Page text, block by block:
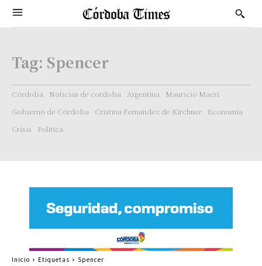
Tag: Spencer
Córdoba Noticias de cordoba Argentina
Mauricio Macri
Gobierno de Córdoba
Cristina Fernandez de Kirchner
Economía
Crisis
Politica
Inicio Etiquetas Spencer